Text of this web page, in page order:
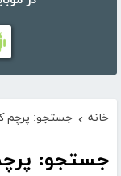
خانه › جستجو: پرچم
جستجو: